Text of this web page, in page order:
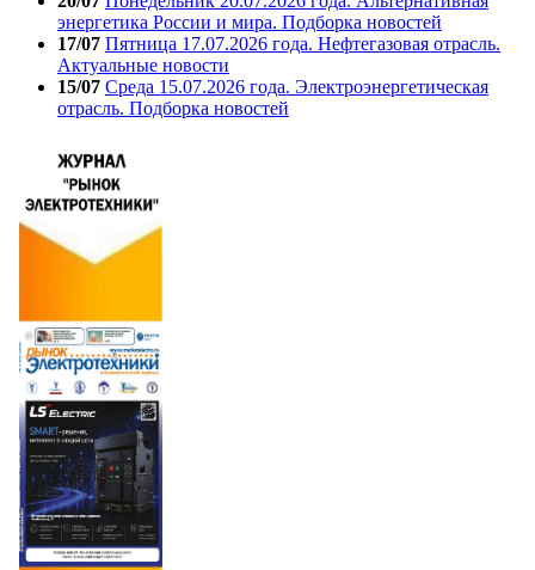
энергетика России и мира. Подборка новостей
17/07 Пятница 17.07.2026 года. Нефтегазовая отрасль.
Актуальные новости
15/07 Среда 15.07.2026 года. Электроэнергетическая
отрасль. Подборка новостей